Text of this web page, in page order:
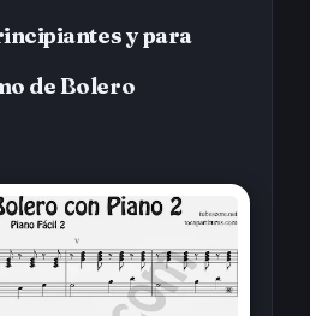
y para
de Bolero